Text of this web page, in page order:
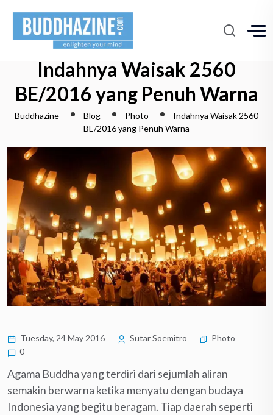
Indahnya Waisak 2560
BE/2016 yang Penuh Warna
Buddhazine Blog Photo
Indahnya Waisak 2560
BE/2016 yang Penuh Warna
Tuesday, 24 May 2016 Sutar Soemitro
Photo
0
Agama Buddha yang terdiri dari sejumlah aliran
semakin berwarna ketika menyatu dengan budaya
Indonesia yang begitu beragam. Tiap daerah seperti